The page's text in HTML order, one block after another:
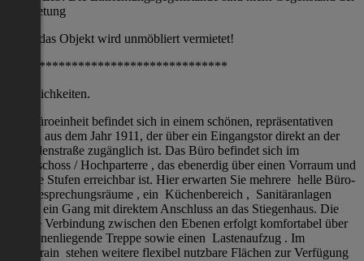
Vermietung
das Objekt wird unmöbliert vermietet!
**********************************
Räumlichkeiten.
Die Büroeinheit befindet sich in einem schönen, repräsentativen
Altbau aus dem Jahr 1911, der über ein Eingangstor direkt an der
Invalidenstraße zugänglich ist. Das Büro befindet sich im
Erdgeschoss / Hochparterre , das ebenerdig über einen Vorraum und
wenige Stufen erreichbar ist. Hier erwarten Sie mehrere helle Büro-
und Besprechungsräume , ein Küchenbereich , Sanitäranlagen
sowie ein Gang mit direktem Anschluss an das Stiegenhaus. Die
interne Verbindung zwischen den Ebenen erfolgt komfortabel über
eine innenliegende Treppe sowie einen Lastenaufzug . Im
Souterrain stehen weitere flexibel nutzbare Flächen zur Verfügung